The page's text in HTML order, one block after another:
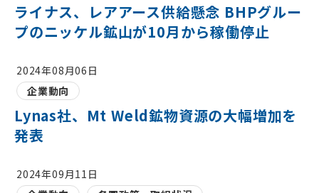
ライナス、レアアース供給懸念 BHPグルー
プのニッケル鉱山が10月から稼働停止
2024年08月06日
企業動向
Lynas社、Mt Weld鉱物資源の大幅増加を
発表
2024年09月11日